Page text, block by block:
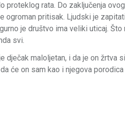
proteklog rata. Do zaključenja
ogroman pritisak. Ljudski je
je društvo ima veliki uticaj.
svi.
dječak maloljetan, i da je on žrtva
će on sam kao i njegova